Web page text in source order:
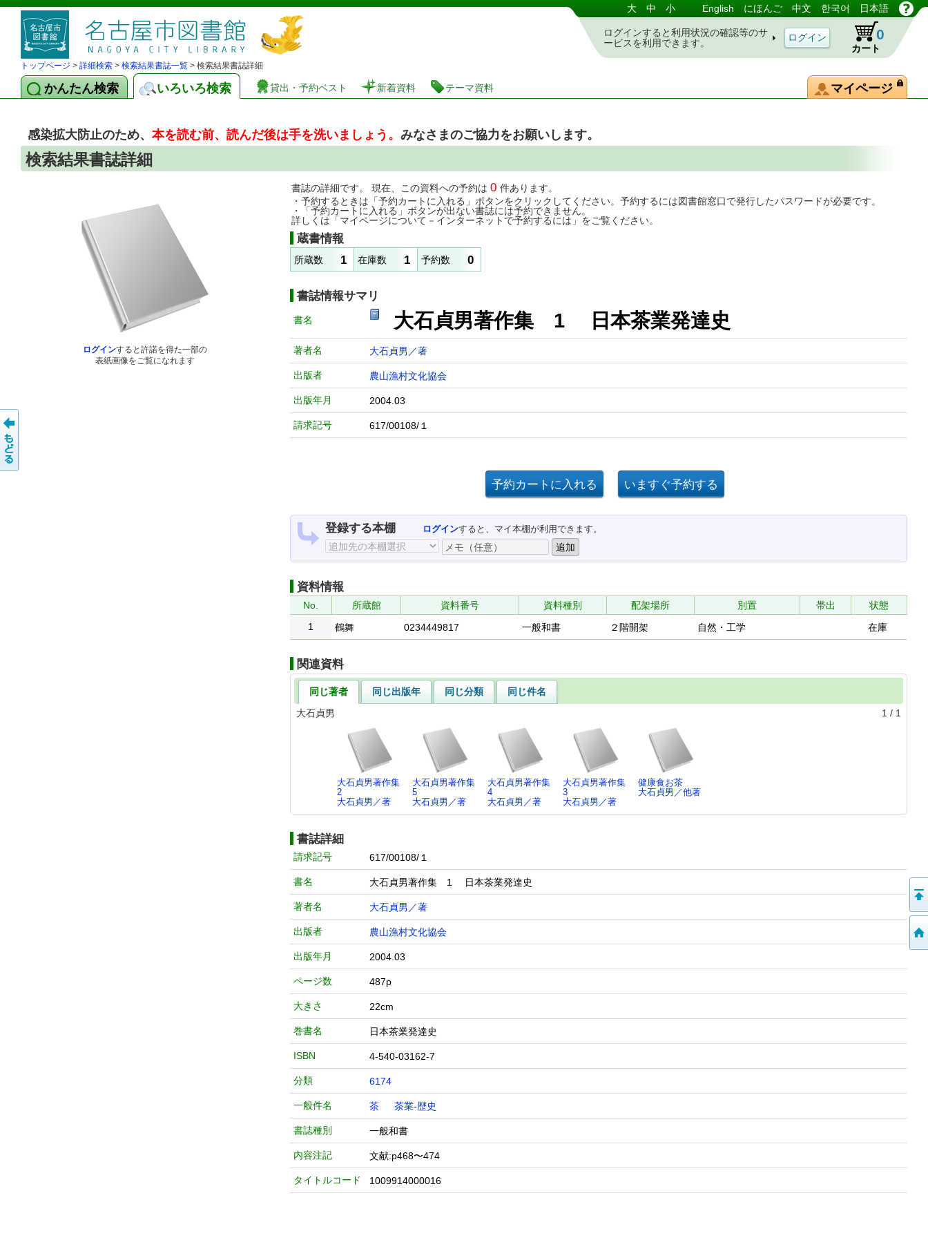
図書館 蔵書検索・予約システム 大 中 小 English にほんご 中文 한국어 日本語
ログインすると利用状況の確認等のサ
ービスを利用できます。
カート
0
トップページ > 詳細検索 > 検索結果書誌一覧 > 検索結果書誌詳細
かんたん検索 いろいろ検索 貸出・予約ベスト 新着資料 テーマ資料 マイページ
感染拡大防止のため、 本を読む前、読んだ後は手を洗いましょう。 みなさまのご協力をお願いします。
検索結果書誌詳細
ログインすると許諾を得た一部の
表紙画像をご覧になれます
書誌の詳細です。 現在、この資料への予約は 0 件あります。
・予約するときは「予約カートに入れる」ボタンをクリックしてください。予約するには図書館窓口で発行したパスワードが必要です。
・「予約カートに入れる」ボタンが出ない書誌には予約できません。
詳しくは「マイページについて－インターネットで予約するには」をご覧ください。
蔵書情報
所蔵数 1 在庫数 1 予約数 0
書誌情報サマリ
書名 大石貞男著作集 1 日本茶業発達史
著者名 大石貞男／著
出版者 農山漁村文化協会
出版年月 2004.03
請求記号 617/00108/１
登録する本棚 ログインすると、マイ本棚が利用できます。
資料情報
No. 所蔵館 資料番号 資料種別 配架場所 別置 帯出
状態
1
鶴舞 0234449817 一般和書 ２階開架 自然・工学 在庫
関連資料
同じ著者 同じ出版年 同じ分類
同じ件名
大石貞男
1 / 1
大石貞男著作集
2
大石貞男／著
大石貞男著作集
5
大石貞男／著
大石貞男著作集
4
大石貞男／著
大石貞男著作集
3
大石貞男／著
健康食お茶
大石貞男／他著
書誌詳細
請求記号 617/00108/１
書名 大石貞男著作集 1 日本茶業発達史
著者名 大石貞男／著
出版者 農山漁村文化協会
出版年月 2004.03
ページ数 487p
大きさ 22cm
巻書名 日本茶業発達史
ISBN 4-540-03162-7
分類 6174
一般件名 茶 茶業-歴史
書誌種別 一般和書
内容注記 文献:p468〜474
タイトルコード 1009914000016